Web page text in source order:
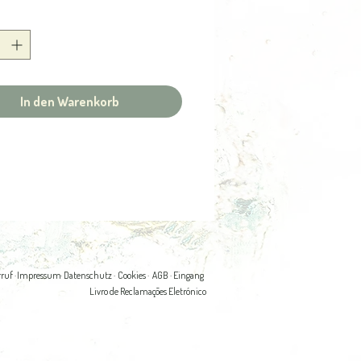
auf Kupfer,
In den Warenkorb
·Impressum· Datenschutz · · Eingang
AGB
Cookies ·
Livro de Reclamações Eletrónico